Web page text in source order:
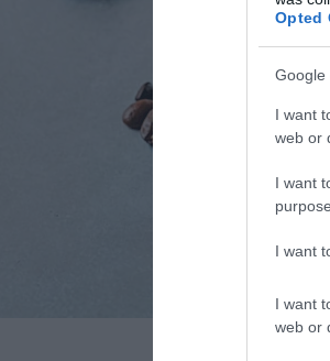
Opted
Google
I want
web or
I want
I want
I want
web or